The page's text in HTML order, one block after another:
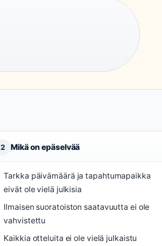
2 Mikä on epäselvää
Tarkka päivämäärä ja tapahtumapaikka
eivät ole vielä julkisia
Ilmaisen suoratoiston saatavuutta ei ole
vahvistettu
Kaikkia otteluita ei ole vielä julkaistu